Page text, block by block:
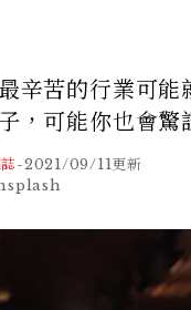
辛苦的行業可
，可能你也會驚
-2021/09/11更新